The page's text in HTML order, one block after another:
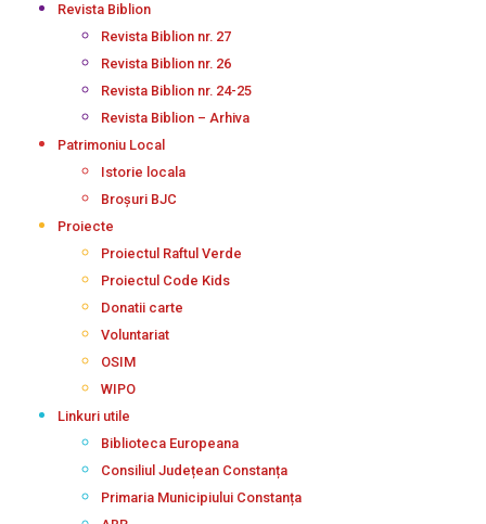
Revista Biblion
Revista Biblion nr. 27
Revista Biblion nr. 26
Revista Biblion nr. 24-25
Revista Biblion – Arhiva
Patrimoniu Local
Istorie locala
Broșuri BJC
Proiecte
Proiectul Raftul Verde
Proiectul Code Kids
Donatii carte
Voluntariat
OSIM
WIPO
Linkuri utile
Biblioteca Europeana
Consiliul Județean Constanța
Primaria Municipiului Constanța